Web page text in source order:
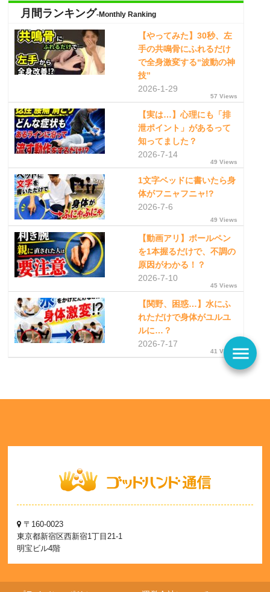
月間ランキング-Monthly Ranking
【やってみた】30秒、左
手の共鳴骨にふれるだけ
で全身激変する“波動の神
技”
2026-1-29
57 Views
【実は…】心理にも「排
泄ポイント」があるって
知ってました？
2026-7-14
49 Views
1文字ベッドに書いたら身
体がフニャフニャ!?
2026-7-6
49 Views
【動画アリ】ボールペン
を1本握るだけで、不調の
原因がわかる！？
2026-7-10
45 Views
【関野、困惑…】水にふ
れただけで身体がユルユ
ルに…？
2026-7-17
41 Viewsmenu
〒160-0023
東京都新宿区西新宿1丁目21-1
明宝ビル4階